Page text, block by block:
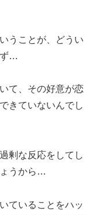
うことが、どうい
ず…
て、その好意が恋
きていないんでし
剰な反応をしてし
うから…
ていることをハッ